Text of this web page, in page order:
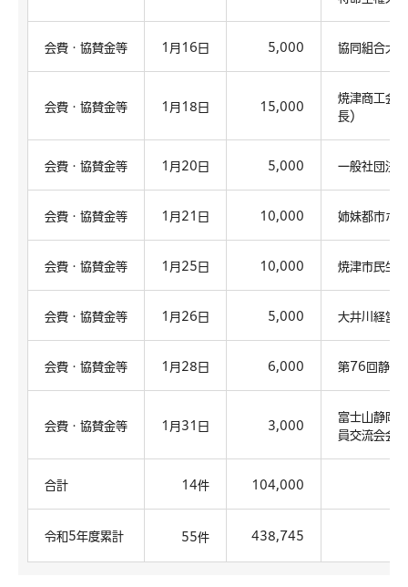
会費・協賛金等 1月16日 5,000 協同組合大
会費・協賛金等 1月18日 15,000
焼津商工会
長）
会費・協賛金等 1月20日 5,000 一般社団法
会費・協賛金等 1月21日 10,000 姉妹都市ホ
会費・協賛金等 1月25日 10,000 焼津市民生
会費・協賛金等 1月26日 5,000 大井川経営
会費・協賛金等 1月28日 6,000 第76回静岡
会費・協賛金等 1月31日 3,000
富士山静岡
員交流会会費
合計 14件 104,000
令和5年度累計 55件 438,745